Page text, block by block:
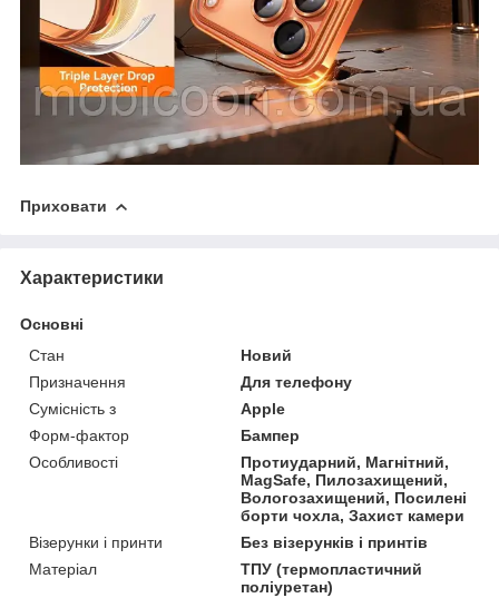
Приховати
Характеристики
Основні
Стан
Новий
Призначення
Для телефону
Сумісність з
Apple
Форм-фактор
Бампер
Особливості
Протиударний, Магнітний,
MagSafe, Пилозахищений,
Вологозахищений, Посилені
борти чохла, Захист камери
Візерунки і принти
Без візерунків і принтів
Матеріал
ТПУ (термопластичний
поліуретан)